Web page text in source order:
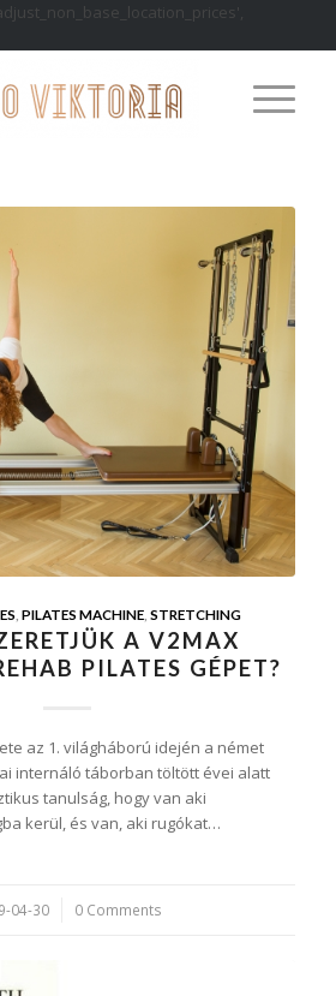
, PILATES MACHINE, STRETCHING
A V2MAX
PILATES GÉPET?
az 1. világháború idején a német
internáló táborban töltött évei alatt
tanulság, hogy van aki
kerül, és van, aki rugókat…
04-30 0 Comments